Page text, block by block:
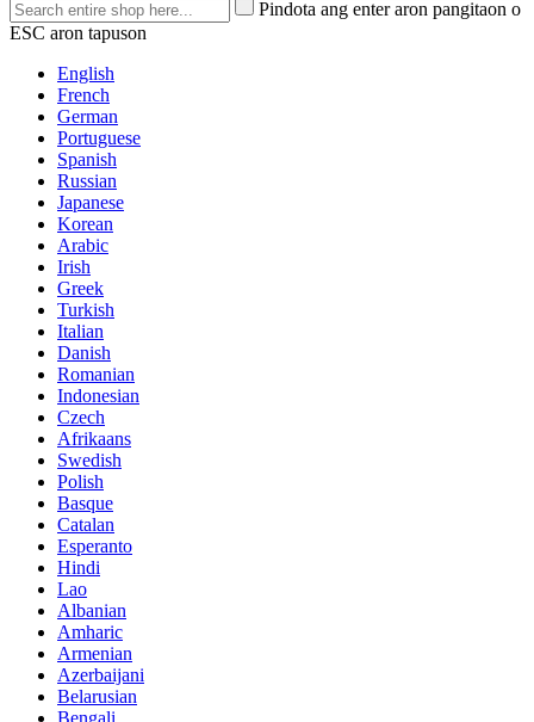
Pindota ang enter aron pangitaon o
ESC aron tapuson
English
French
German
Portuguese
Spanish
Russian
Japanese
Korean
Arabic
Irish
Greek
Turkish
Italian
Danish
Romanian
Indonesian
Czech
Afrikaans
Swedish
Polish
Basque
Catalan
Esperanto
Hindi
Lao
Albanian
Amharic
Armenian
Azerbaijani
Belarusian